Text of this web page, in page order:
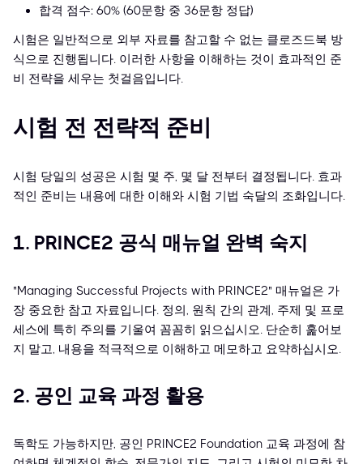
합격 점수: 60% (60문항 중 36문항 정답)
시험은 일반적으로 외부 자료를 참고할 수 없는 클로즈드북 방
식으로 진행됩니다. 이러한 사항을 이해하는 것이 효과적인 준
비 전략을 세우는 첫걸음입니다.
시험 전 전략적 준비
시험 당일의 성공은 시험 몇 주, 몇 달 전부터 결정됩니다. 효과
적인 준비는 내용에 대한 이해와 시험 기법 숙달의 조화입니다.
1. PRINCE2 공식 매뉴얼 완벽 숙지
"Managing Successful Projects with PRINCE2" 매뉴얼은 가
장 중요한 참고 자료입니다. 정의, 원칙 간의 관계, 주제 및 프로
세스에 특히 주의를 기울여 꼼꼼히 읽으십시오. 단순히 훑어보
지 말고, 내용을 적극적으로 이해하고 메모하고 요약하십시오.
2. 공인 교육 과정 활용
독학도 가능하지만, 공인 PRINCE2 Foundation 교육 과정에 참